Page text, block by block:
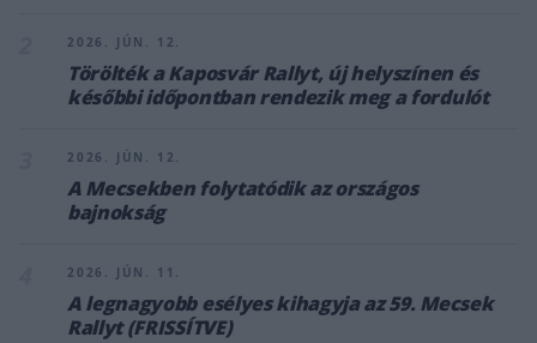
2026. JÚN. 12.
Törölték a Kaposvár Rallyt, új helyszínen és
későbbi időpontban rendezik meg a fordulót
2026. JÚN. 12.
A Mecsekben folytatódik az országos
bajnokság
2026. JÚN. 11.
A legnagyobb esélyes kihagyja az 59. Mecsek
Rallyt (FRISSÍTVE)